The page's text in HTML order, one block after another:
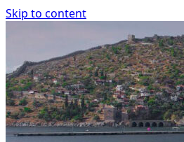
Skip to content